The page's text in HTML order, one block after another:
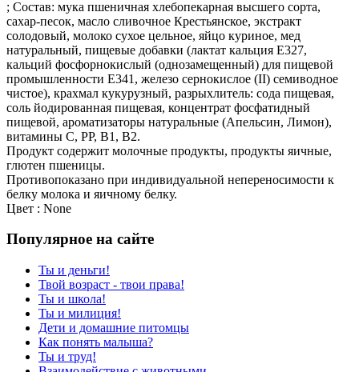
; Состав: мука пшеничная хлебопекарная высшего сорта,
сахар-песок, масло сливочное Крестьянское, экстракт
солодовый, молоко сухое цельное, яйцо куриное, мед
натуральный, пищевые добавки (лактат кальция Е327,
кальций фосфорнокислый (однозамещенный) для пищевой
промышленности Е341, железо сернокислое (II) семиводное
чистое), крахмал кукурузный, разрыхлитель: сода пищевая,
соль йодированная пищевая, концентрат фосфатидный
пищевой, ароматизаторы натуральные (Апельсин, Лимон),
витамины С, РР, В1, В2.
Продукт содержит молочные продукты, продукты яичные,
глютен пшеницы.
Противопоказано при индивидуальной непереносимости к
белку молока и яичному белку.
Цвет : None
Популярное на сайте
Ты и деньги!
Твой возраст - твои права!
Ты и школа!
Ты и милиция!
Дети и домашние питомцы
Как понять малыша?
Ты и труд!